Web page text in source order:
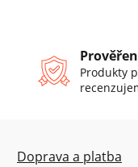
Produkty
Doprava a platba